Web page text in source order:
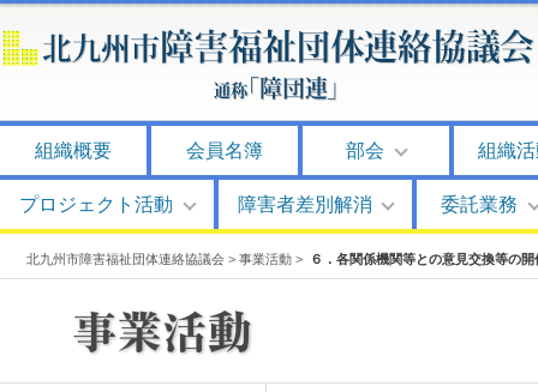
組織概要 会員名簿 部会 組織
プロジェクト活動 障害者差別解消 委託業務
北九州市障害福祉団体連絡協議会 > 事業活動 > ６．各関係機関等との意見交換等の開